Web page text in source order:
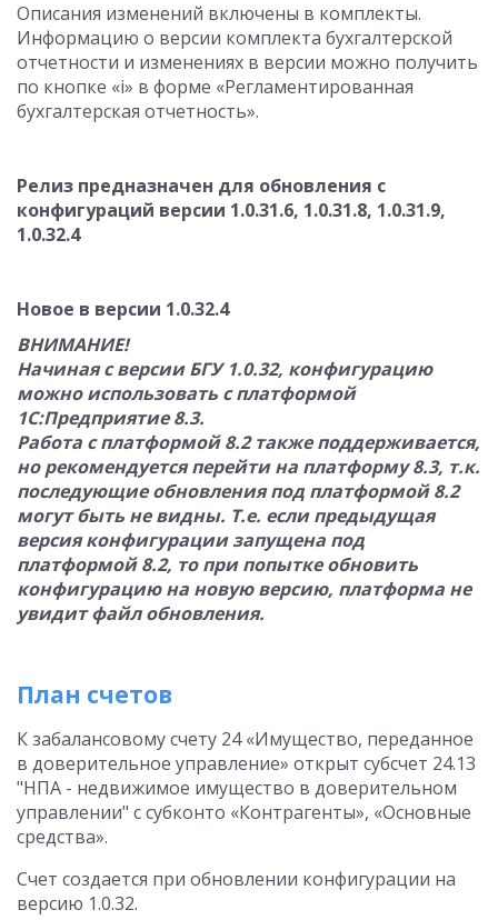
Описания изменений включены в комплекты.
Информацию о версии комплекта бухгалтерской
отчетности и изменениях в версии можно получить
по кнопке «i» в форме «Регламентированная
бухгалтерская отчетность».
Релиз предназначен для обновления с
конфигураций версии 1.0.31.6, 1.0.31.8, 1.0.31.9,
1.0.32.4
Новое в версии 1.0.32.4
ВНИМАНИЕ!
Начиная с версии БГУ 1.0.32, конфигурацию
можно использовать с платформой
1С:Предприятие 8.3.
Работа с платформой 8.2 также поддерживается,
но рекомендуется перейти на платформу 8.3, т.к.
последующие обновления под платформой 8.2
могут быть не видны. Т.е. если предыдущая
версия конфигурации запущена под
платформой 8.2, то при попытке обновить
конфигурацию на новую версию, платформа не
увидит файл обновления.
План счетов
К забалансовому счету 24 «Имущество, переданное
в доверительное управление» открыт субсчет 24.13
"НПА - недвижимое имущество в доверительном
управлении" с субконто «Контрагенты», «Основные
средства».
Счет создается при обновлении конфигурации на
версию 1.0.32.